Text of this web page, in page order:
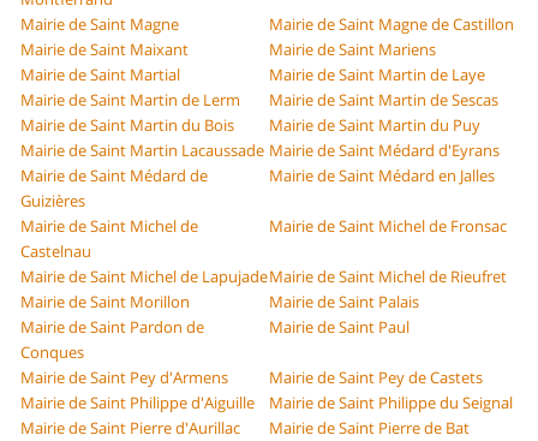
Mairie de Saint Magne
Mairie de Saint Magne de Castillon
Mairie de Saint Maixant
Mairie de Saint Mariens
Mairie de Saint Martial
Mairie de Saint Martin de Laye
Mairie de Saint Martin de Lerm
Mairie de Saint Martin de Sescas
Mairie de Saint Martin du Bois
Mairie de Saint Martin du Puy
Mairie de Saint Martin Lacaussade Mairie de Saint Médard d'Eyrans
Mairie de Saint Médard de
Guizières
Mairie de Saint Médard en Jalles
Mairie de Saint Michel de
Castelnau
Mairie de Saint Michel de Fronsac
Mairie de Saint Michel de LapujadeMairie de Saint Michel de Rieufret
Mairie de Saint Morillon
Mairie de Saint Palais
Mairie de Saint Pardon de
Conques
Mairie de Saint Paul
Mairie de Saint Pey d'Armens
Mairie de Saint Pey de Castets
Mairie de Saint Philippe d'Aiguille
Mairie de Saint Philippe du Seignal
Mairie de Saint Pierre d'Aurillac
Mairie de Saint Pierre de Bat